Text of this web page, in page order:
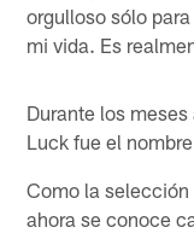
orgulloso sólo
mi vida. Es
Durante los
Luck fue el
Como la selección
ahora se conoce